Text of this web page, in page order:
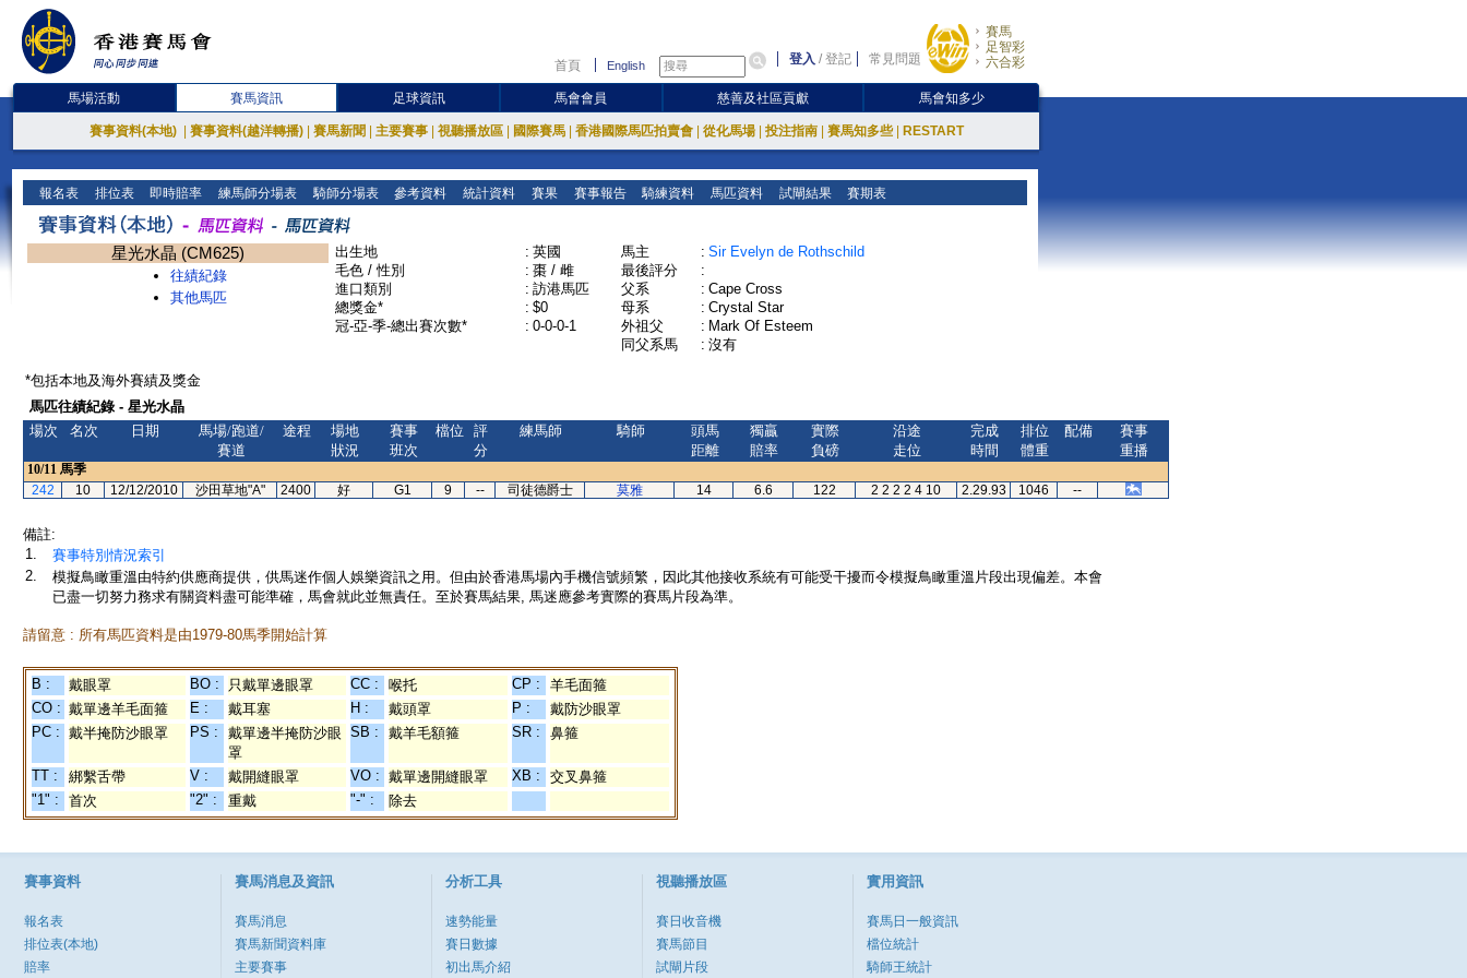
首頁 English 登入 /登記 常見問題
賽馬
足智彩
六合彩
馬場活動 賽馬資訊 足球資訊 馬會會員 慈善及社區貢獻 馬會知多少
賽事資料(本地) 賽事資料(越洋轉播) 賽馬新聞 主要賽事 視聽播放區 國際賽馬 香港國際馬匹拍賣會 從化馬場 投注指南 賽馬知多些 RESTART
報名表 排位表 即時賠率 練馬師分場表 騎師分場表 參考資料 統計資料 賽果 賽事報告 騎練資料 馬匹資料 試閘結果 賽期表
星光水晶 (CM625)
往績紀錄
其他馬匹
出生地 : 英國
毛色 / 性別
: 棗 / 雌
進口類別
: 訪港馬匹
總獎金*
: $0
冠-亞-季-總出賽次數*
: 0-0-0-1
馬主 : Sir Evelyn de Rothschild
最後評分
:
父系
: Cape Cross
母系
: Crystal Star
外祖父
: Mark Of Esteem
同父系馬
: 沒有
*包括本地及海外賽績及獎金
馬匹往績紀錄 - 星光水晶
場次
名次 日期
馬場/跑道/
賽道
途程
場地
狀況
賽事
班次
檔位
評
分
練馬師 騎師
頭馬
距離
獨贏
賠率
實際
負磅
沿途
走位
完成
時間
排位
體重
配備
賽事
重播
10/11 馬季
242
10 12/12/2010 沙田草地"A" 2400 好 G1 9 -- 司徒德爵士 莫雅 14 6.6 122 2 2 2 2 4 10 2.29.93 1046 --
備註:
1.
賽事特別情況索引
2.
模擬鳥瞰重溫由特約供應商提供，供馬迷作個人娛樂資訊之用。但由於香港馬場內手機信號頻繁，因此其他接收系統有可能受干擾而令模擬鳥瞰重溫片段出現偏差。本會
已盡一切努力務求有關資料盡可能準確，馬會就此並無責任。至於賽馬結果, 馬迷應參考實際的賽馬片段為準。
請留意 : 所有馬匹資料是由1979-80馬季開始計算
B : 戴眼罩 BO : 只戴單邊眼罩 CC : 喉托 CP :
羊毛面箍
CO : 戴單邊羊毛面箍 E : 戴耳塞 H : 戴頭罩 P :
戴防沙眼罩
PC : 戴半掩防沙眼罩 PS :
戴單邊半掩防沙眼
罩
SB : 戴羊毛額箍 SR : 鼻箍
TT : 綁繫舌帶 V : 戴開縫眼罩 VO : 戴單邊開縫眼罩 XB :
交叉鼻箍
"1" :
首次 "2" : 重戴 "-" : 除去
賽事資料
報名表
排位表(本地)
賠率
賽馬消息及資訊
賽馬消息
賽馬新聞資料庫
主要賽事
分析工具
速勢能量
賽日數據
初出馬介紹
視聽播放區
賽日收音機
賽馬節目
試閘片段
實用資訊
賽馬日一般資訊
檔位統計
騎師王統計